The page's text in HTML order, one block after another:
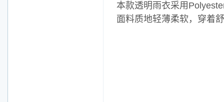
本款透明雨衣采用
面料质地轻薄柔软，穿着